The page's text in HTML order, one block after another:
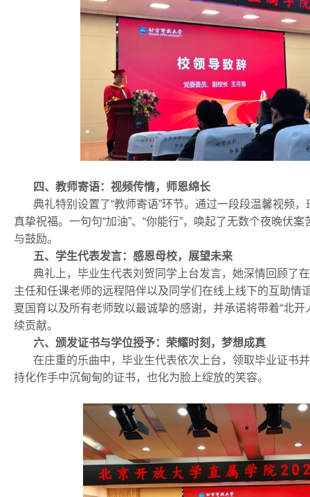
四、教师寄语：视频传情，师恩绵长
典礼特别设置了“教师寄语”环节。通过一段段温馨视频，
真挚祝福。一句句“加油”、“你能行”，唤起了无数个夜晚伏
与鼓励。
五、学生代表发言：感恩母校，展望未来
典礼上，毕业生代表刘贺同学上台发言，她深情回顾了
主任和任课老师的远程陪伴以及同学们在线上线下的互助情
夏国育以及所有老师致以最诚挚的感谢，并承诺将带着“北
续贡献。
六、颁发证书与学位授予：荣耀时刻，梦想成真
在庄重的乐曲中，毕业生代表依次上台，领取毕业证书
持化作手中沉甸甸的证书，也化为脸上绽放的笑容。